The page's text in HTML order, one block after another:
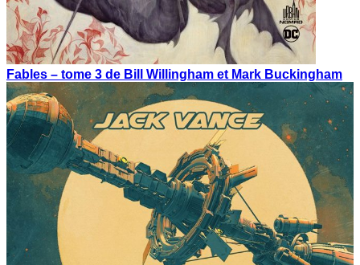
Fables – tome 3 de Bill Willingham et Mark Buckingham